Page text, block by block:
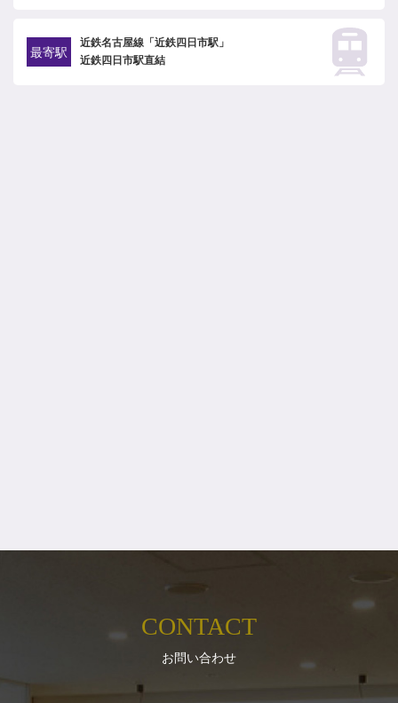
最寄駅
近鉄名古屋線「近鉄四日市駅」
近鉄四日市駅直結
CONTACT
お問い合わせ